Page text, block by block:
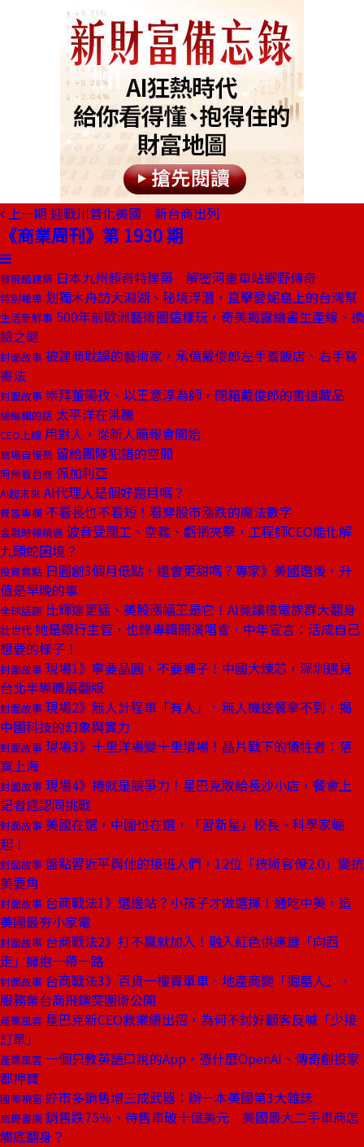
上一期 迎戰川普化美國 新台商出列
《商業周刊》第 1930 期
發現酷建築 日本九州超奇特建築 解密河童車站鄉野傳奇
特別報導 划獨木舟訪大潟湖、秘境浮潛，直擊愛妮島上的台灣幫
生活新鮮事 500年前歐洲藝術圈這樣玩，奇美揭露繪畫生產線、換
臉之謎
封面故事 被建商耽誤的藝術家，承億戴俊郎左手蓋飯店、右手寫
書法
封面故事 崇拜董陽孜、以王意淳為師，開箱戴俊郎的書道藏品
總編輯的話 太平洋在沸騰
CEO上線 用對人，從新人簡報會開始
商場自慢塾 留給團隊犯錯的空間
阿榮看台商 保加利亞
AI超未來 AI代理人是個好題目嗎？
費雪專欄 不看長也不看短！看穿股市漲跌的魔法數字
金融時報精選 波音受罷工、空難、虧損夾擊，工程師CEO能化解
九頭蛇困境？
投資焦點 日圓創3個月低點，還會更甜嗎？專家》美國選後，升
值是早晚的事
全球話題 比輝達更猛、美股漲幅王是它！AI竟讓核電族群大翻身
壯世代 她是銀行主管，也錄專輯開演唱會，中年宣言：活成自己
想要的樣子！
封面故事 現場1》寧要晶圓，不要褲子！中國大煉芯，深圳遇見
台北半導體展翻版
封面故事 現場2》無人計程車「有人」、無人機送餐拿不到，揭
中國科技的幻象與實力
封面故事 現場3》十里洋場變十里墳場！晶片戰下的犧牲者：落
寞上海
封面故事 現場4》捲就是競爭力！星巴克敗給長沙小店，餐會上
記者遇認同挑戰
封面故事 美國在選，中國也在選，「習新星」校長、科學家崛
起！
封面故事 盤點習近平與他的接班人們，12位「技術官僚2.0」變抗
美要角
封面故事 台商戰法1》選邊站？小孩子才做選擇！通吃中美，造
美國最夯小家電
封面故事 台商戰法2》打不贏就加入！融入紅色供應鏈「向西
走」擁抱一帶一路
封面故事 台商戰法3》百貨一樓賣單車、地產商變「掘墓人」，
服務業台商飛鏢突圍術公開
產業風雲 星巴克新CEO救業績出招，為何不討好顧客反喊「少接
訂單」
產業風雲 一個只教英語口說的App，憑什麼OpenAI、傳奇創投家
都押寶
國際視窗 好市多銷售增三成武器：辦一本美國第3大雜誌
商周書摘 銷售跌75％、待售車破十億美元 美國最大二手車商怎
觸底翻身？